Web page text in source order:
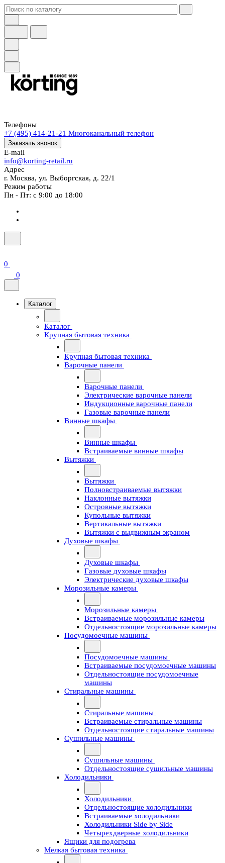
Телефоны
+7 (495) 414-21-21 Многоканальный телефон
Заказать звонок
E-mail
info@korting-retail.ru
Адрес
г. Москва, ул. Выборгская, д. 22/1
Режим работы
Пн - Пт: с 9:00 до 18:00
0
0
Каталог
Каталог
Крупная бытовая техника
Крупная бытовая техника
Варочные панели
Варочные панели
Электрические варочные панели
Индукционные варочные панели
Газовые варочные панели
Винные шкафы
Винные шкафы
Встраиваемые винные шкафы
Вытяжки
Вытяжки
Полновстраиваемые вытяжки
Наклонные вытяжки
Островные вытяжки
Купольные вытяжки
Вертикальные вытяжки
Вытяжки с выдвижным экраном
Духовые шкафы
Духовые шкафы
Газовые духовые шкафы
Электрические духовые шкафы
Морозильные камеры
Морозильные камеры
Встраиваемые морозильные камеры
Отдельностоящие морозильные камеры
Посудомоечные машины
Посудомоечные машины
Встраиваемые посудомоечные машины
Отдельностоящие посудомоечные
машины
Стиральные машины
Стиральные машины
Встраиваемые стиральные машины
Отдельностоящие стиральные машины
Сушильные машины
Сушильные машины
Отдельностоящие сушильные машины
Холодильники
Холодильники
Отдельностоящие холодильники
Встраиваемые холодильники
Холодильники Side by Side
Четырехдверные холодильники
Ящики для подогрева
Мелкая бытовая техника